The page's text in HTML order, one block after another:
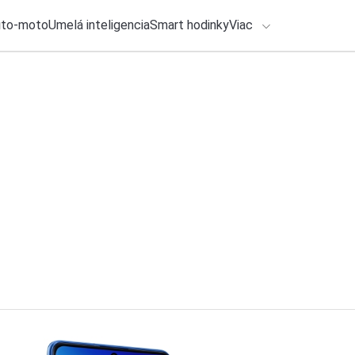
motoUmelá inteligenciaSmart hodinkyViac